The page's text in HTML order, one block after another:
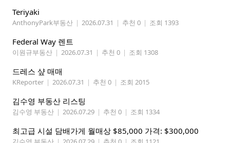
Teriyaki
AnthonyPark부동산 | 2026.07.31 | 추천 0 | 조회 1393
Federal Way 렌트
이원규부동산 | 2026.07.31 | 추천 0 | 조회 1308
드레스 샾 매매
KReporter | 2026.07.31 | 추천 0 | 조회 2015
김수영 부동산 리스팅
김수영 부동산 | 2026.07.29 | 추천 0 | 조회 1334
최고급 시설 담배가게 월매상 $85,000 가격: $300,000